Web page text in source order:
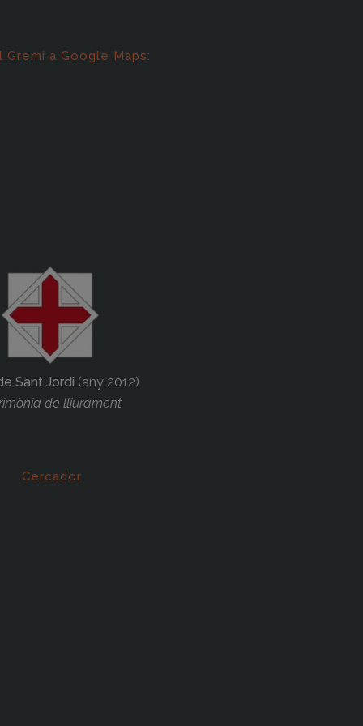
Gremi a Google Maps:
Sant Jordi (any 2012)
de lliurament
Cercador